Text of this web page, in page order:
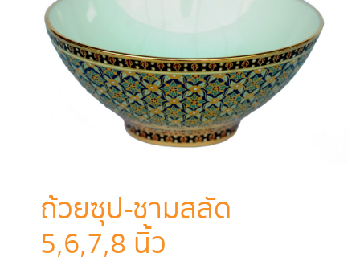
ถ้วยซุป-ชามสลัด
5,6,7,8 นิ้ว